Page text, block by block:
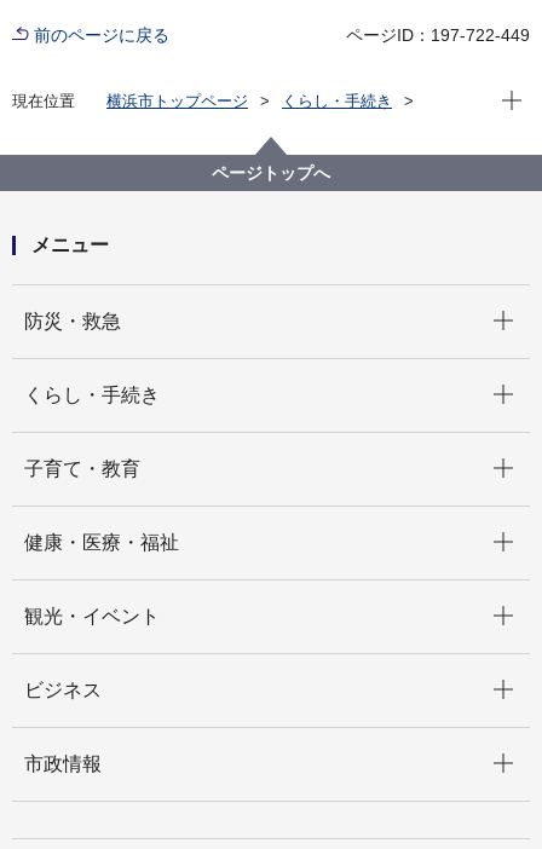
前のページに戻る ページID：197-722-449
現在位置 横浜市トップページ
くらし・手続き
資料
横浜の物流と自動車公害に関する調査研究
現在
ページトップへ
メニュー
防災・救急
くらし・手続き
子育て・教育
健康・医療・福祉
観光・イベント
ビジネス
市政情報